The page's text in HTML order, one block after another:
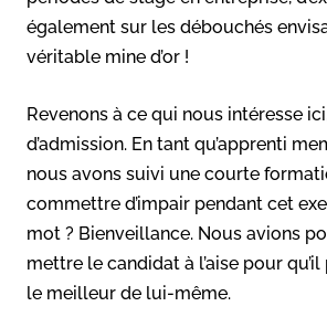
également sur les débouchés
véritable mine d’or !
Revenons à ce qui nous intéresse
d’admission. En tant qu’apprenti
nous avons suivi une courte
commettre d’impair pendant cet
mot ? Bienveillance. Nous avions
mettre le candidat à l’aise pour
le meilleur de lui-même.